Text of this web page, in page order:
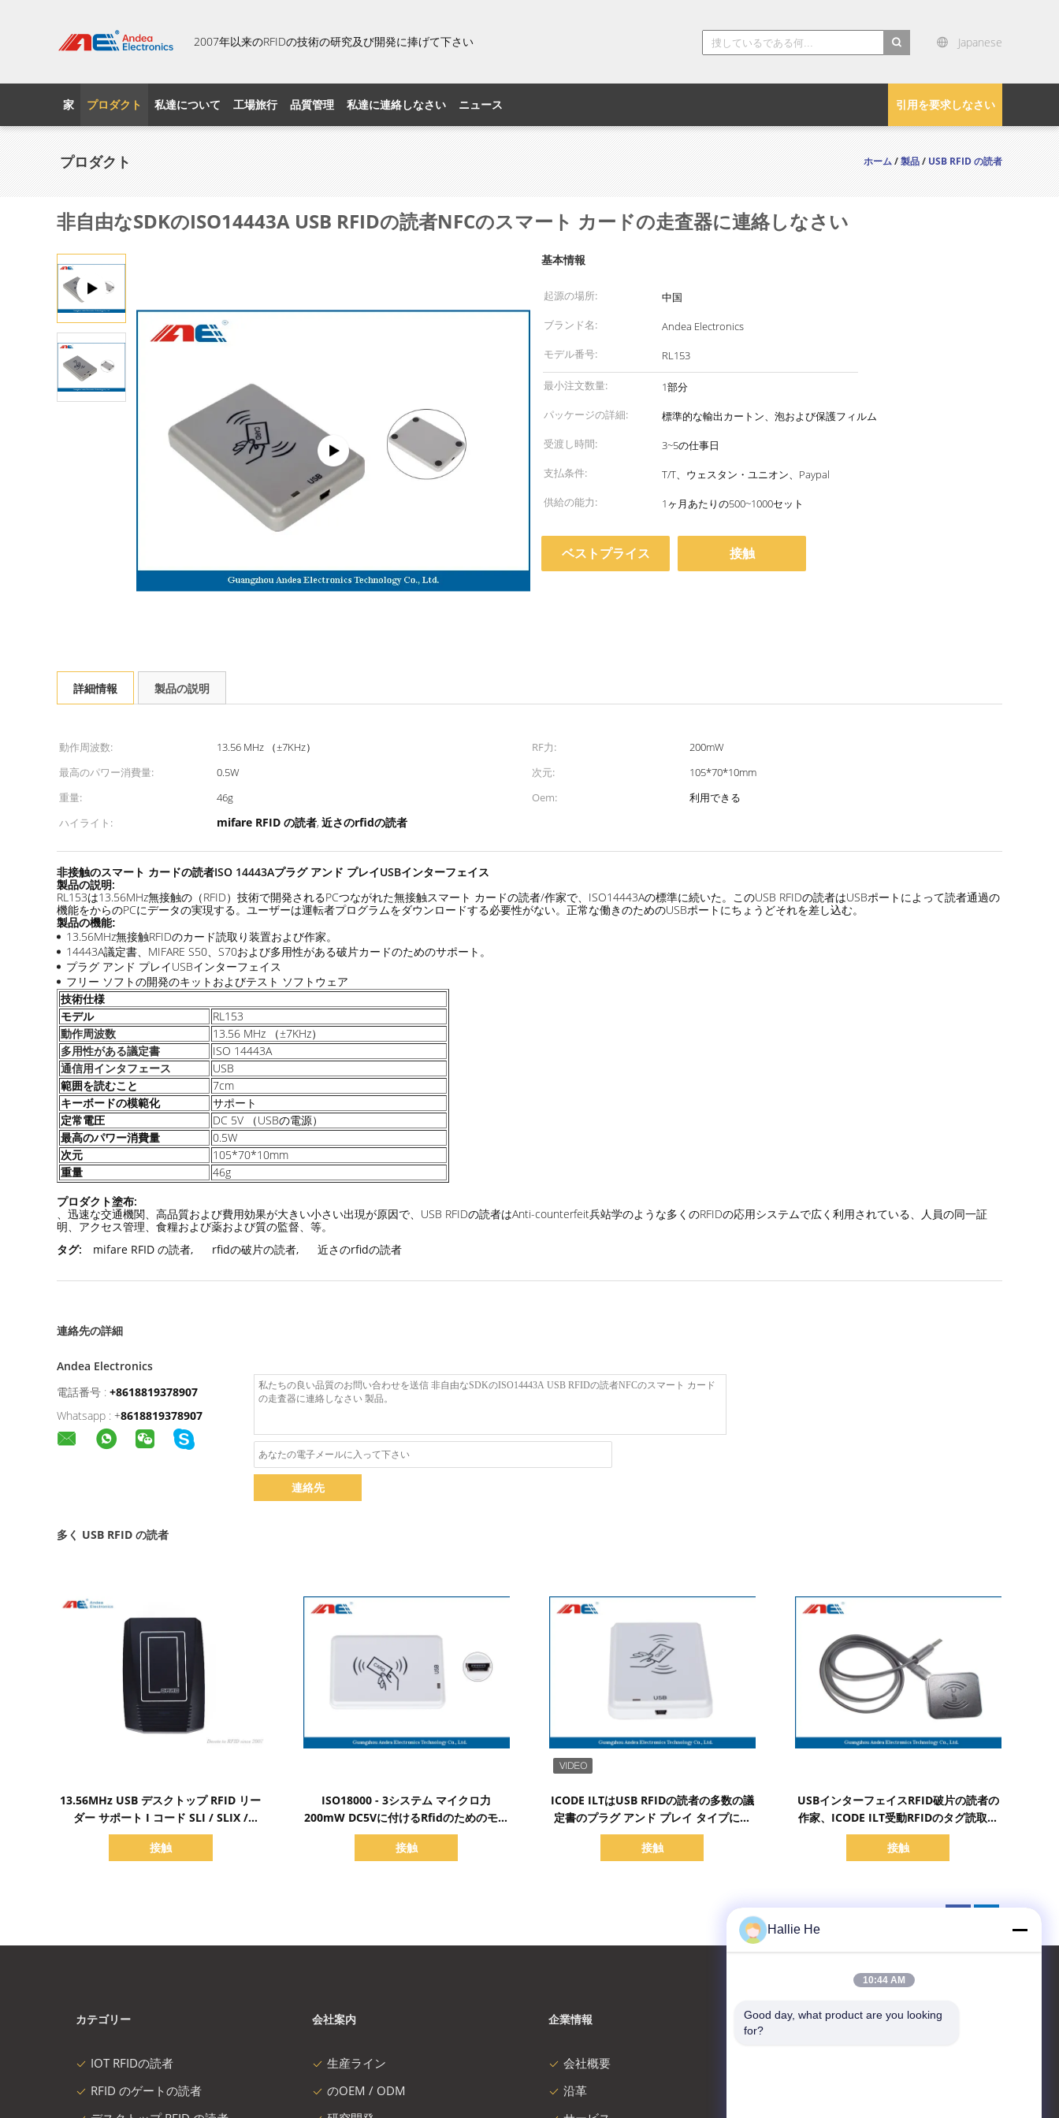
2007年以来のRFIDの技術の研究及び開発に捧げて下さい
Japanese
引用を要求しなさい
家 プロダクト 私達について 工場旅行 品質管理 私達に連絡しなさい ニュース
プロダクト ホーム/製品/USB RFID の読者
非自由なSDKのISO14443A USB RFIDの読者NFCのスマート カードの走査器に連絡しなさい
基本情報
起源の場所:
中国
ブランド名:
Andea Electronics
モデル番号:
RL153
最小注文数量:
1部分
パッケージの詳細:
標準的な輸出カートン、泡および保護フィルム
受渡し時間:
3~5の仕事日
支払条件:
T/T、ウェスタン・ユニオン、Paypal
供給の能力:
1ヶ月あたりの500~1000セット
ベストプライス 接触
詳細情報 製品の説明
動作周波数: 13.56 MHz （±7KHz） RF力:
200mW
最高のパワー消費量:
0.5W 次元:
105*70*10mm
重量:
46g Oem:
利用できる
ハイライト:
mifare RFID の読者, 近さのrfidの読者
非接触のスマート カードの読者ISO 14443Aプラグ アンド プレイUSBインターフェイス
製品の説明:
RL153は13.56MHz無接触の（RFID）技術で開発されるPCつながれた無接触スマート カードの読者/作家で、ISO14443Aの標準に続いた。このUSB RFIDの読者はUSBポートによって読者通過の
機能をからのPCにデータの実現する。ユーザーは運転者プログラムをダウンロードする必要性がない。正常な働きのためのUSBポートにちょうどそれを差し込む。
製品の機能:
13.56MHz無接触RFIDのカード読取り装置および作家。
14443A議定書、MIFARE S50、S70および多用性がある破片カードのためのサポート。
プラグ アンド プレイUSBインターフェイス
フリー ソフトの開発のキットおよびテスト ソフトウェア
技術仕様
モデル
RL153
動作周波数 13.56 MHz （±7KHz）
多用性がある議定書 ISO 14443A
通信用インタフェース
USB
範囲を読むこと
7cm
キーボードの模範化
サポート
定常電圧
DC 5V （USBの電源）
最高のパワー消費量
0.5W
次元
105*70*10mm
重量
46g
プロダクト塗布:
、迅速な交通機関、高品質および費用効果が大きい小さい出現が原因で、USB RFIDの読者はAnti-counterfeit兵站学のような多くのRFIDの応用システムで広く利用されている、人員の同一証
明、アクセス管理、食糧および薬および質の監督、等。
タグ:
mifare RFID の読者, rfidの破片の読者, 近さのrfidの読者
連絡先の詳細
Andea Electronics
電話番号 : +8618819378907
Whatsapp : +8618819378907
連絡先
多く USB RFID の読者
13.56MHz USB デスクトップ RFID リー
ダー サポート I コード SLI / SLIX /
SLIX2 チップ
接触
ISO18000 - 3システム マイクロ力
200mW DC5Vに付けるRfidのためのモー
ド3 Rfid Usbの読者の作家
接触
ICODE ILTはUSB RFIDの読者の多数の議
定書のプラグ アンド プレイ タイプに付
けます
接触
USBインターフェイスRFID破片の読者の
作家、ICODE ILT受動RFIDのタグ読取り
穿孔機
接触
カテゴリー
IOT RFIDの読者
RFID のゲートの読者
会社案内
生産ライン
のOEM / ODM
企業情報
会社概要
沿革
お問い合わせ
Hallie He
10:44 AM
Good day, what product are you looking
for?